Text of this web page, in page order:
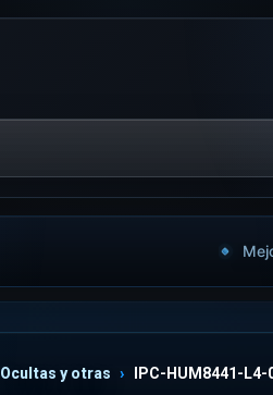
Ocultas y otras IPC-HUM8441-L4-